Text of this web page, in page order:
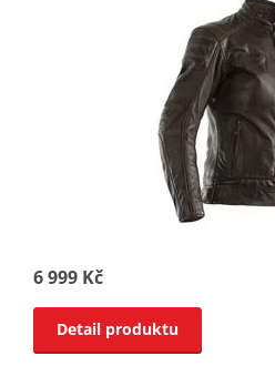
6 999 Kč
Detail produktu